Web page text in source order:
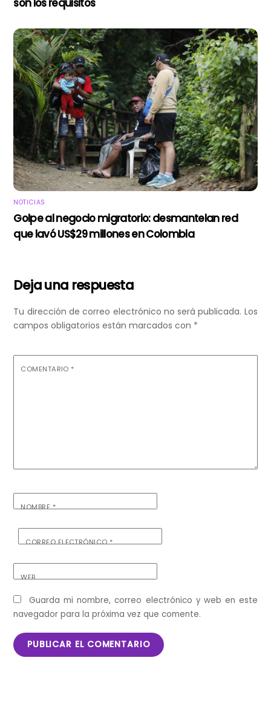
son los requisitos
NOTICIAS
Golpe al negocio migratorio: desmantelan red
que lavó US$29 millones en Colombia
Deja una respuesta
Tu dirección de correo electrónico no será publicada. Los
campos obligatorios están marcados con *
COMENTARIO *
NOMBRE*
CORREO ELECTRÓNICO*
WEB
Guarda mi nombre, correo electrónico y web en este
navegador para la próxima vez que comente.